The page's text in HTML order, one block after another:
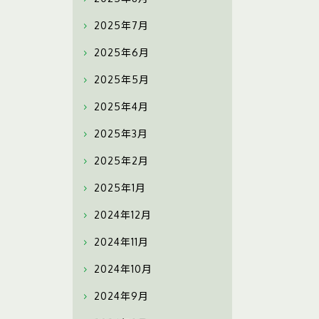
2025年7月
2025年6月
2025年5月
2025年4月
2025年3月
2025年2月
2025年1月
2024年12月
2024年11月
2024年10月
2024年9月